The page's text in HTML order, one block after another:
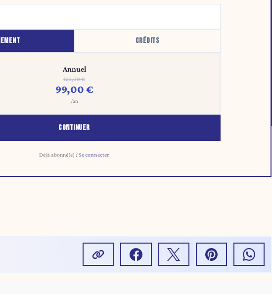
CRÉDITS
Annuel
120,00 €
99,00 €
/an
CONTINUER
Déjà abonné(e) ?Se connecter